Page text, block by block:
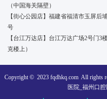
（中国海关隔壁）
【街心公园店】福建省福清市玉屏后
号
【台江万达店】台江万达广场2号门3
克楼上）
Copyright © 2023fqdhkq.com All rights
医院_福州